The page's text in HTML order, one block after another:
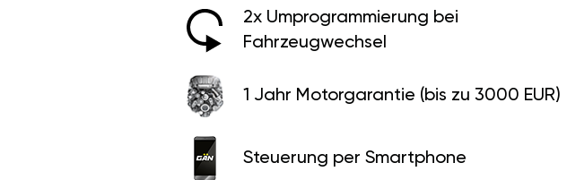
2x Umprogrammierung bei
Fahrzeugwechsel
1 Jahr Motorgarantie (bis zu 3000 EUR)
Steuerung per Smartphone